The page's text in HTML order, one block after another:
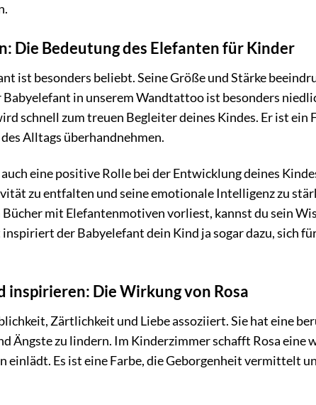
Die Bedeutung des Elefanten für Kinder
ist besonders beliebt. Seine Größe und Stärke
in unserem Wandtattoo ist besonders
schnell zum treuen Begleiter deines Kindes. Er ist ein
Alltags überhandnehmen.
eine positive Rolle bei der Entwicklung deines
zu entfalten und seine emotionale Intelligenz zu
mit Elefantenmotiven vorliest, kannst du sein
der Babyelefant dein Kind ja sogar dazu, sich
inspirieren: Die Wirkung von Rosa
Zärtlichkeit und Liebe assoziiert. Sie hat eine
Ängste zu lindern. Im Kinderzimmer schafft Rosa eine
einlädt. Es ist eine Farbe, die Geborgenheit vermittelt